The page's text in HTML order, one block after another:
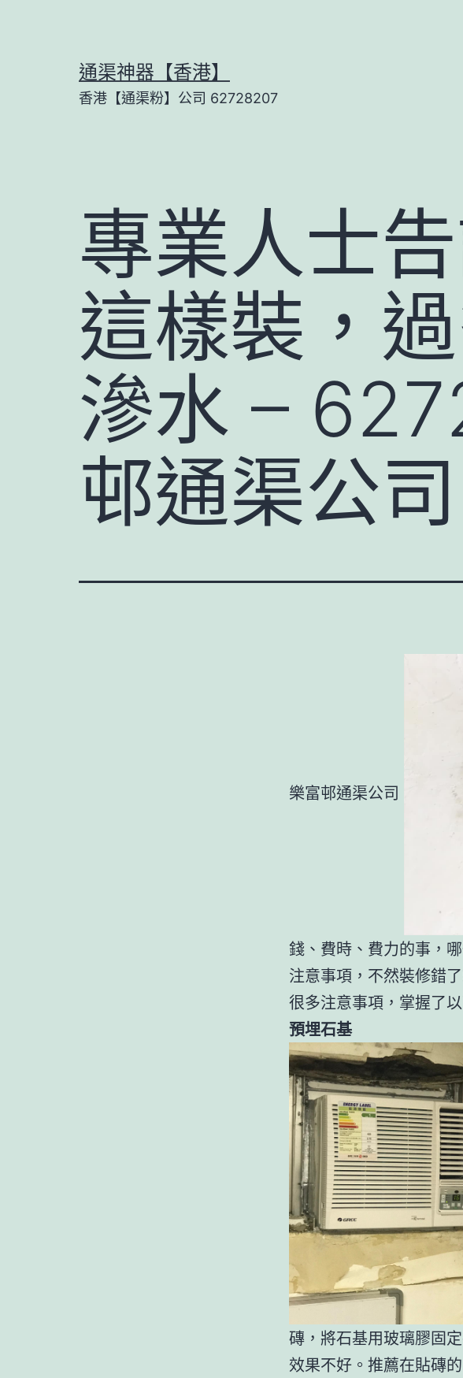
通渠神器【香港】
香港【通渠粉】公司 62728207
專業人士
這樣裝，
滲水 –
邨通渠公司
樂富邨通渠公司
錢、費時、費力的事，
注意事項，不然裝修錯
很多注意事項，掌握了
預埋石基
磚，將石基用玻璃膠固
效果不好。推薦在貼磚